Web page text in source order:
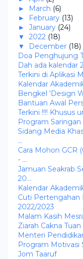
►
March (6)
►
February (13)
► January (24)
▼
2022 (18)
▼
December (18)
Doa Penghujung
Dah ada kalendar
Terkini di Aplikasi
Kalendar
Bengkel 'Design
Bantuan Awal
Terkini !!!! Khusus
Program Saringan
Sidang Media
...
Cara Mohon GCR
- ...
Jamuan Seakrab
20...
Kalendar
Cuti Pertengahan
2022/2023
Malam Kasih
Ziarah Cakna
Menteri
Program Motivasi
Jom Taaruf